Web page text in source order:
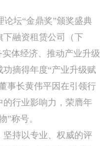
坛“金鼎奖”颁奖盛典
融资租赁公司（下
体经济、推动产业升级
摘得年度“产业升级赋
事长黄伟平因在引领行
行业影响力，荣膺年
”称号。
坚持以专业、权威的评